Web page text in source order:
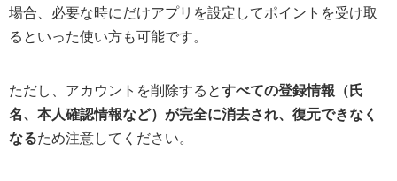
場合、必要な時にだけアプリを設定してポイントを受け取
るといった使い方も可能です。
ただし、アカウントを削除するとすべての登録情報（氏
名、本人確認情報など）が完全に消去され、復元できなく
なるため注意してください。